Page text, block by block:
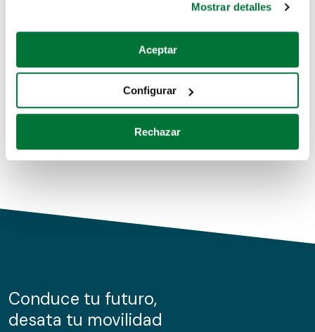
Si lo permite, también quisiéramos:
Recopilar información sobre su ubicación geográfica
Identificar su dispositivo analizándolo activamente
para buscar características específicas (huellas
Obtenga más información sobre cómo se procesan sus
de cookies.
información sobre el uso que haga del sitio web con
nuestros partners de redes sociales, publicidad y análisis
Mostrar detalles
Aceptar
Configurar
Rechazar
Coches de segunda mano
Coches de km0
Conduce tu futuro,
desata tu movilidad